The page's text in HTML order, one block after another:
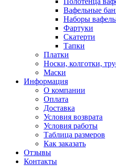
Вафельные
Наборы
Фартуки
Скатерти
Тапки
Платки
Носки, колготки,
Маски
Информация
О компании
Оплата
Доставка
Условия возврата
Условия работы
Таблица размеров
Как заказать
Отзывы
Контакты